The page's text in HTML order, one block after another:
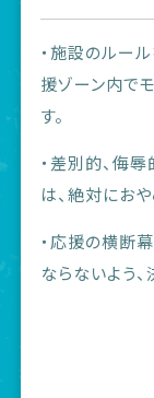
・施設のルー
援ゾーン内で
す。
・差別的、侮
は、絶対におや
・応援の横断
ならないよう